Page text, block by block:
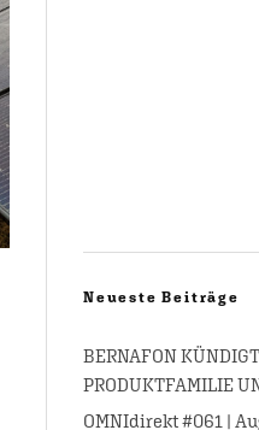
Neueste Beiträge
BERNAFON
PRODUKTFAMILIE
OMNIdirekt #061 |